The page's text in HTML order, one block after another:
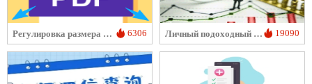
Регулировка размера PDF 6306 Личный подоходный налог подсчитывается онлайн 19090